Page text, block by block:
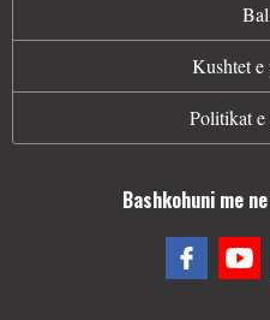
Kushtet
Politikat e
Bashkohuni me